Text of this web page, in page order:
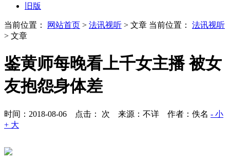
旧版
当前位置： 网站首页 > 法讯视听 > 文章 当前位置： 法讯视听
> 文章
鉴黄师每晚看上千女主播 被女
友抱怨身体差
时间：2018-08-06 点击： 次 来源：不详 作者：佚名 - 小
+ 大